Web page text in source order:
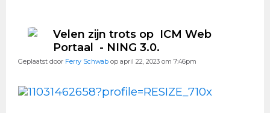
Velen zijn trots op ICM Web
Portaal - NING 3.0.
Geplaatst door Ferry Schwab op april 22, 2023 om 7:46pm